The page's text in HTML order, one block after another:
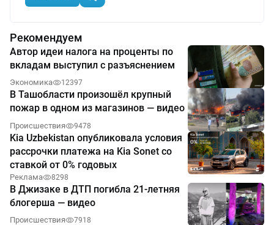
Рекомендуем
Автор идеи налога на проценты по
вкладам выступил с разъяснением
Экономика 12397
В Ташобласти произошёл крупный
пожар в одном из магазинов — видео
Происшествия 9478
Kia Uzbekistan опубликовала условия
рассрочки платежа на Kia Sonet со
ставкой от 0% годовых
Реклама 8298
В Джизаке в ДТП погибла 21-летняя
блогерша — видео
Происшествия 7918